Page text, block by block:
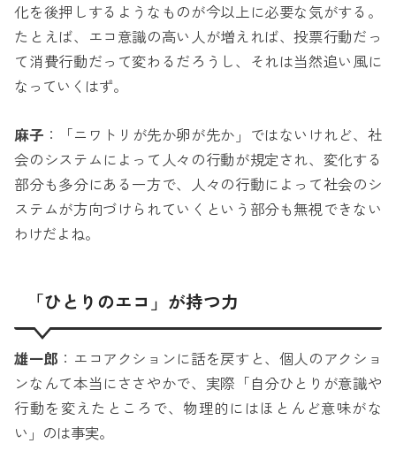
化を後押しするようなものが今以上に必要な気がする。
たとえば、エコ意識の高い人が増えれば、投票行動だっ
て消費行動だって変わるだろうし、それは当然追い風に
なっていくはず。
麻子 ：「ニワトリが先か卵が先か」ではないけれど、社
会のシステムによって人々の行動が規定され、変化する
部分も多分にある一方で、人々の行動によって社会のシ
ステムが方向づけられていくという部分も無視できない
わけだよね。
「ひとりのエコ」が持つ力
雄一郎 ：エコアクションに話を戻すと、個人のアクショ
ンなんて本当にささやかで、実際「自分ひとりが意識や
行動を変えたところで、物理的にはほとんど意味がな
い」のは事実。